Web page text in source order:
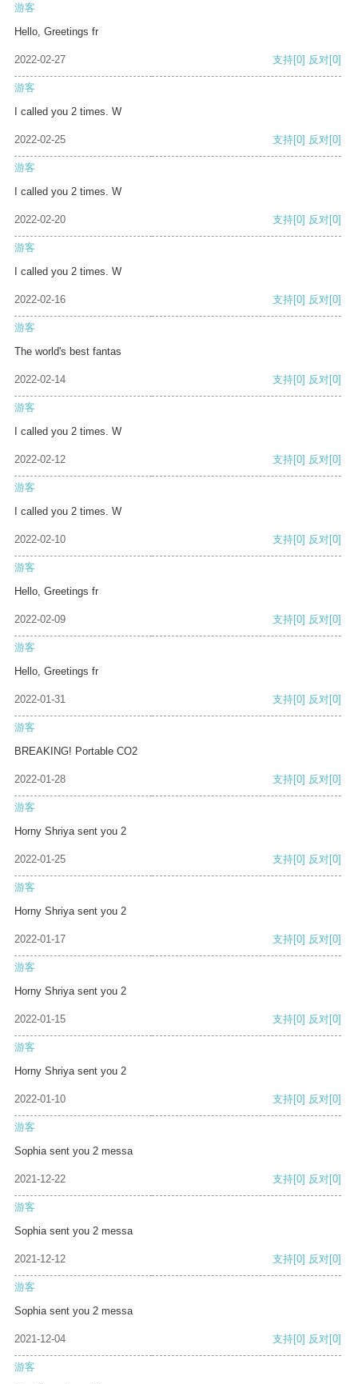
游客
Hello, Greetings fr
2022-02-27 支持[0] 反对[0]
游客
I called you 2 times. W
2022-02-25 支持[0] 反对[0]
游客
I called you 2 times. W
2022-02-20 支持[0] 反对[0]
游客
I called you 2 times. W
2022-02-16 支持[0] 反对[0]
游客
The world's best fantas
2022-02-14 支持[0] 反对[0]
游客
I called you 2 times. W
2022-02-12 支持[0] 反对[0]
游客
I called you 2 times. W
2022-02-10 支持[0] 反对[0]
游客
Hello, Greetings fr
2022-02-09 支持[0] 反对[0]
游客
Hello, Greetings fr
2022-01-31 支持[0] 反对[0]
游客
BREAKING! Portable CO2
2022-01-28 支持[0] 反对[0]
游客
Horny Shriya sent you 2
2022-01-25 支持[0] 反对[0]
游客
Horny Shriya sent you 2
2022-01-17 支持[0] 反对[0]
游客
Horny Shriya sent you 2
2022-01-15 支持[0] 反对[0]
游客
Horny Shriya sent you 2
2022-01-10 支持[0] 反对[0]
游客
Sophia sent you 2 messa
2021-12-22 支持[0] 反对[0]
游客
Sophia sent you 2 messa
2021-12-12 支持[0] 反对[0]
游客
Sophia sent you 2 messa
2021-12-04 支持[0] 反对[0]
游客